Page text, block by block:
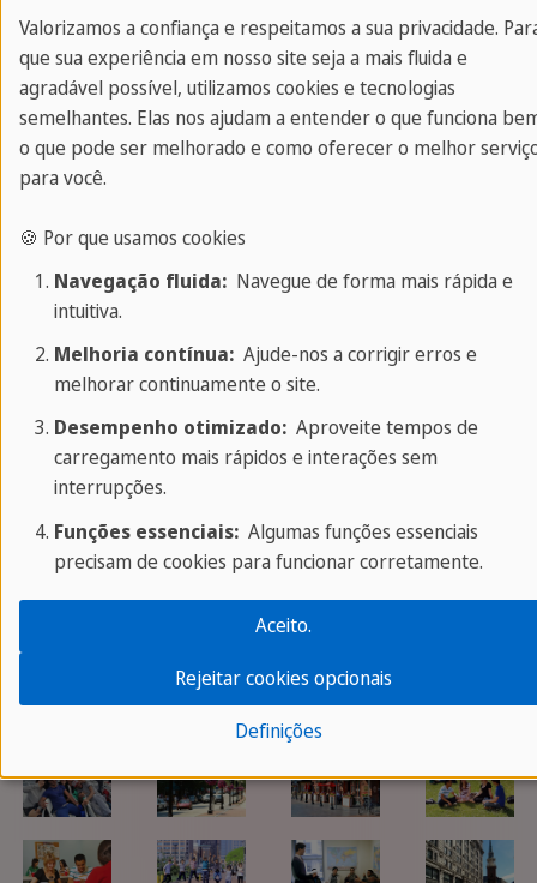
Sobre cursos de inglês em Boston
Vantagens da Sprachcaffe
fora do país e conhecimento próximo de uma
cultura estrangeira;
Colaboradores qualificados e atenciosos, e
professores experientes e nativos;
Processo de aprendizado espontâneo,
baseado na conversação informal;
Atividades culturais e de lazer...
... tudo isso durante um curso de idioma com a
Sprachcaffe!
Fotos de Boston e de nossa escola de
idioma
Valorizamos a confiança e respeitamos a sua privacidade.
que sua experiência em nosso site seja a mais fluida e
agradável possível, utilizamos cookies e tecnologias
semelhantes. Elas nos ajudam a entender o que funciona
o que pode ser melhorado e como oferecer o melhor
para você.
🍪 Por que usamos cookies
Navegação fluida:Navegue de forma mais rápida e
intuitiva.
Melhoria contínua:Ajude-nos a corrigir erros e
melhorar continuamente o site.
Desempenho otimizado:Aproveite tempos de
carregamento mais rápidos e interações sem
interrupções.
Funções essenciais:Algumas funções essenciais
precisam de cookies para funcionar corretamente.
Definições
Rejeitar cookies opcionais
Aceito.